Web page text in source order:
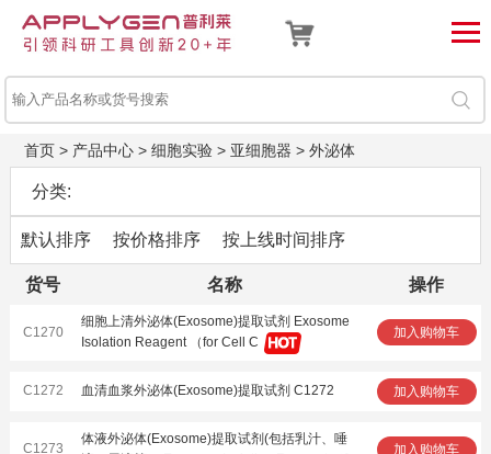
首页> 产品中心> 细胞实验> 亚细胞器 > 外泌体
分类:
默认排序 按价格排序 按上线时间排序
货号 名称 操作
C1270
细胞上清外泌体(Exosome)提取试剂 Exosome
Isolation Reagent （for Cell C
加入购物车
C1272 血清血浆外泌体(Exosome)提取试剂 C1272 加入购物车
C1273
体液外泌体(Exosome)提取试剂(包括乳汁、唾
加入购物车